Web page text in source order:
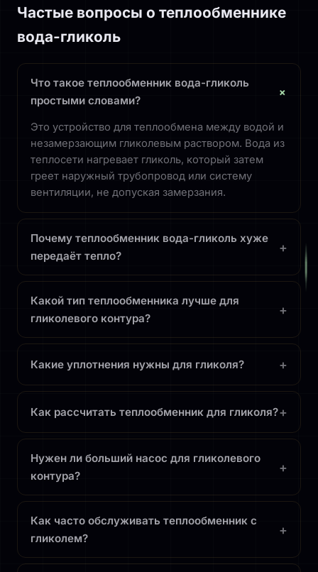
Частые вопросы о теплообменнике
вода-гликоль
Что такое теплообменник вода-гликоль
простыми словами?
+
Это устройство для теплообмена между водой и
незамерзающим гликолевым раствором. Вода из
теплосети нагревает гликоль, который затем
греет наружный трубопровод или систему
вентиляции, не допуская замерзания.
Почему теплообменник вода-гликоль хуже
передаёт тепло?
+
Какой тип теплообменника лучше для
гликолевого контура?
+
Какие уплотнения нужны для гликоля? +
Как рассчитать теплообменник для гликоля?+
Нужен ли больший насос для гликолевого
контура?
+
Как часто обслуживать теплообменник с
гликолем?
+